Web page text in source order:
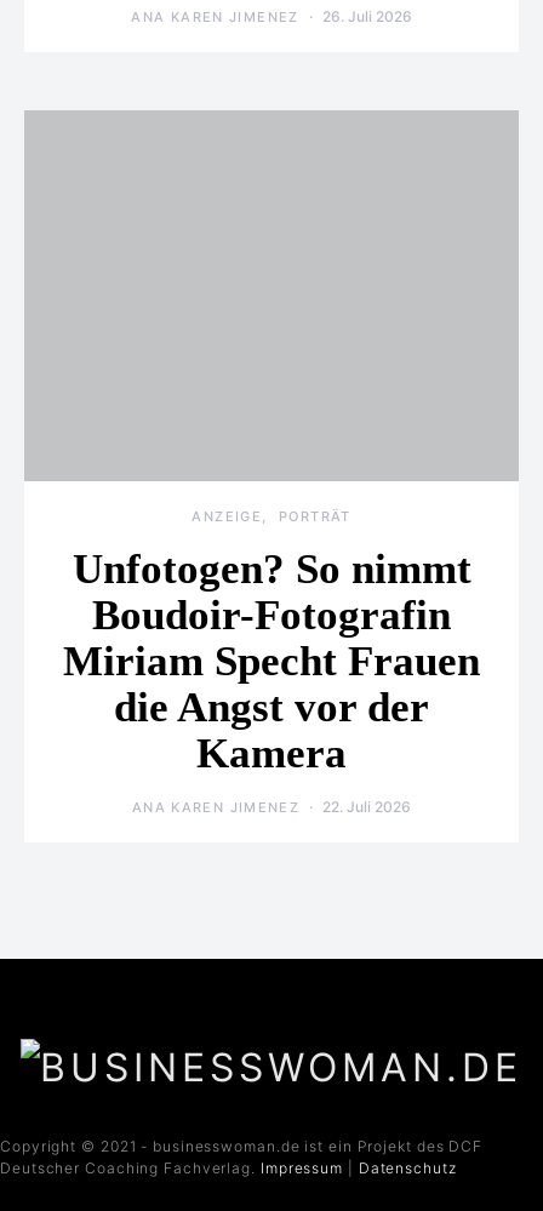
ANA KAREN JIMENEZ 26. Juli 2026
ANZEIGE PORTRÄT
Unfotogen? So nimmt
Boudoir-Fotografin
Miriam Specht Frauen
die Angst vor der
Kamera
ANA KAREN JIMENEZ 22. Juli 2026
Copyright © 2021 - businesswoman.de ist ein Projekt des DCF
Deutscher Coaching Fachverlag. Impressum Datenschutz